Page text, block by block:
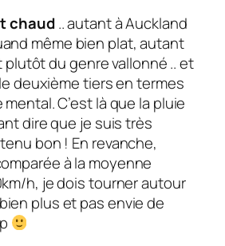
chaud.. autant à Auckland
même bien plat, autant
du genre vallonné .. et
deuxième tiers en termes
C’est là que la pluie
dire que je suis très
bon ! En revanche,
à la moyenne
h, je dois tourner autour
plus et pas envie de